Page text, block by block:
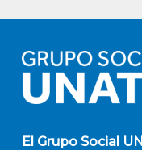
El Grupo Social